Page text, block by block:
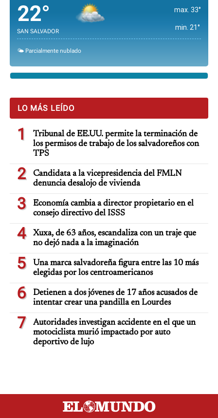
22°
SAN SALVADOR
max. 33°
min. 21°
🌤️ Parcialmente nublado
LO MÁS LEÍDO
1
Tribunal de EE.UU. permite la terminación de
los permisos de trabajo de los salvadoreños con
TPS
2
Candidata a la vicepresidencia del FMLN
denuncia desalojo de vivienda
3
Economía cambia a director propietario en el
consejo directivo del ISSS
4
Xuxa, de 63 años, escandaliza con un traje que
no dejó nada a la imaginación
5
Una marca salvadoreña figura entre las 10 más
elegidas por los centroamericanos
6
Detienen a dos jóvenes de 17 años acusados de
intentar crear una pandilla en Lourdes
7
Autoridades investigan accidente en el que un
motociclista murió impactado por auto
deportivo de lujo